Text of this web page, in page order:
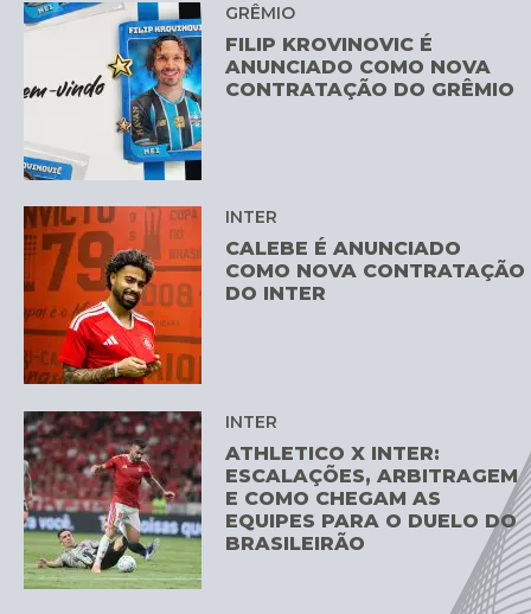
GRÊMIO
FILIP KROVINOVIC É
ANUNCIADO COMO NOVA
CONTRATAÇÃO DO GRÊMIO
INTER
CALEBE É ANUNCIADO
COMO NOVA CONTRATAÇÃO
DO INTER
INTER
ATHLETICO X INTER:
ESCALAÇÕES, ARBITRAGEM
E COMO CHEGAM AS
EQUIPES PARA O DUELO DO
BRASILEIRÃO